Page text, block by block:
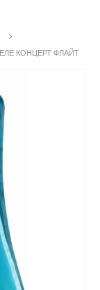
КОНЦЕРТ ФЛАЙТ